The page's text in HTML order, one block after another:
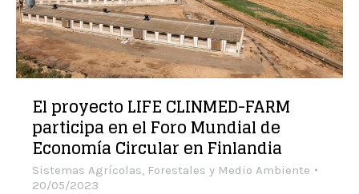
El proyecto LIFE CLINMED-FARM
participa en el Foro Mundial de
Economía Circular en Finlandia
Sistemas Agrícolas, Forestales y Medio Ambiente
20/05/2023